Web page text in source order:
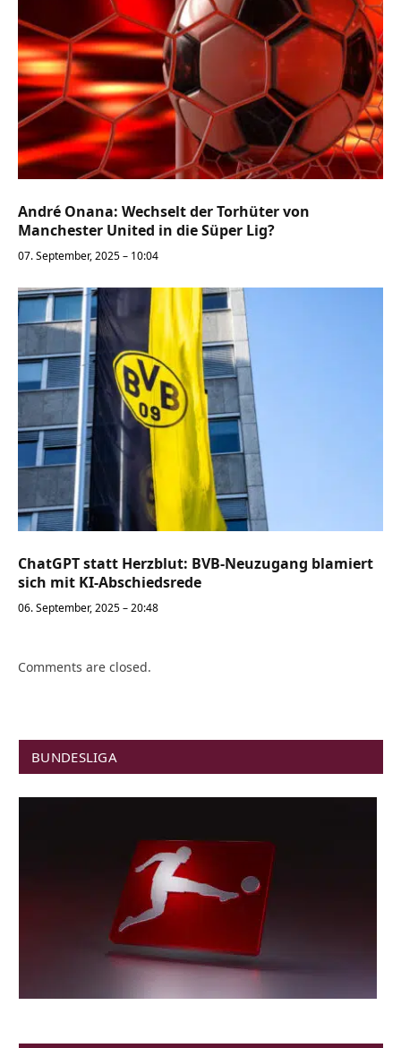
André Onana: Wechselt der Torhüter von
Manchester United in die Süper Lig?
07. September, 2025 – 10:04
ChatGPT statt Herzblut: BVB-Neuzugang blamiert
sich mit KI-Abschiedsrede
06. September, 2025 – 20:48
Comments are closed.
BUNDESLIGA